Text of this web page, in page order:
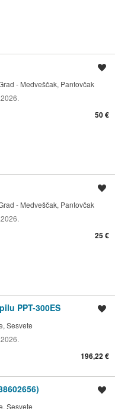
- Medveščak, Pantovčak
50 €
- Medveščak, Pantovčak
25 €
PPT-300ES
Sesvete
196,22 €
Sesvete